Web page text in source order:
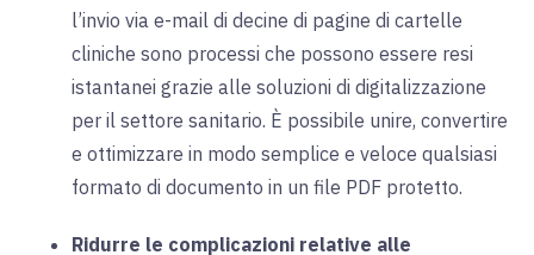
l’invio via e-mail di decine di pagine di cartelle
cliniche sono processi che possono essere resi
istantanei grazie alle soluzioni di digitalizzazione
per il settore sanitario. È possibile unire, convertire
e ottimizzare in modo semplice e veloce qualsiasi
formato di documento in un file PDF protetto.
Ridurre le complicazioni relative alle